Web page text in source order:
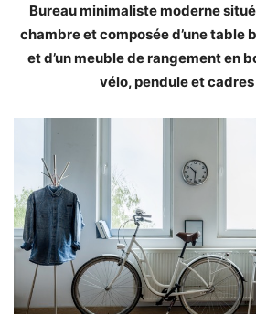
Bureau minimaliste moderne situé
chambre et composée d’une table
et d’un meuble de rangement en
vélo, pendule et cadres